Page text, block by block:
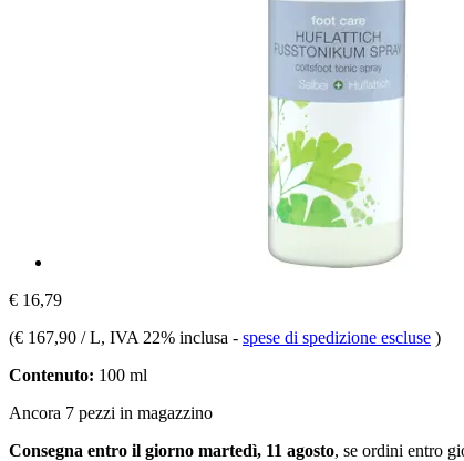
€ 16,79
(€ 167,90 / L, IVA 22% inclusa - spese di spedizione escluse )
Contenuto: 100 ml
Ancora 7 pezzi in magazzino
Consegna entro il giorno martedì, 11 agosto, se ordini entro